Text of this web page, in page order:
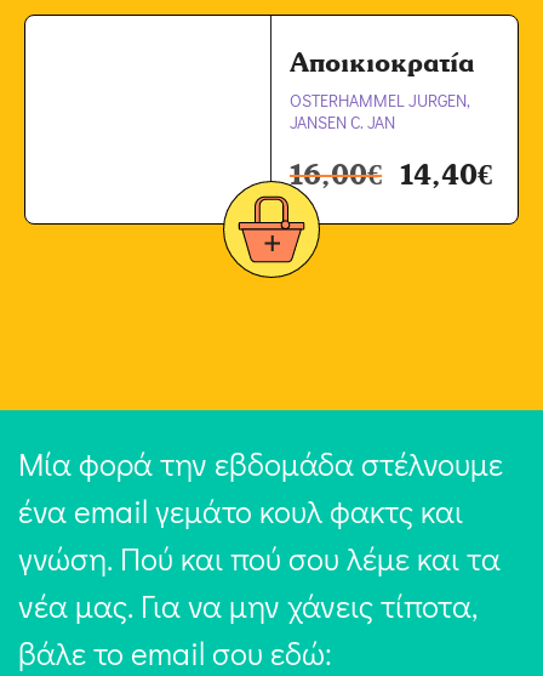
Αποικιοκρατία
OSTERHAMMEL JURGEN,
JANSEN C. JAN
16,00€ 14,40€
Μία φορά την εβδομάδα στέλνουμε
ένα email γεμάτο κουλ φακτς και
γνώση. Πού και πού σου λέμε και τα
νέα μας. Για να μην χάνεις τίποτα,
βάλε το email σου εδώ: